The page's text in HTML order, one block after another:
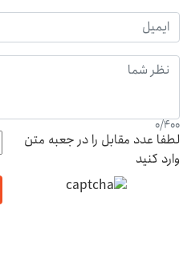
0/400
لطفا عدد مقابل را در جعبه متن
وارد کنید